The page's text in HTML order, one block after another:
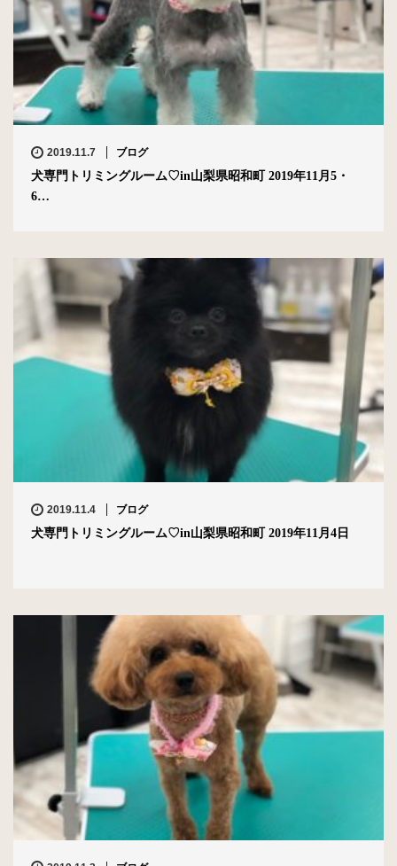
2019.11.7 ブログ
犬専門トリミングルーム♡in山梨県昭和町 2019年11月5・
6…
2019.11.4 ブログ
犬専門トリミングルーム♡in山梨県昭和町 2019年11月4日